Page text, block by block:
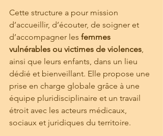
Cette structure a pour mission
d’accueillir, d’écouter, de soigner et
d’accompagner les femmes
vulnérables ou victimes de violences
ainsi que leurs enfants, dans un lieu
dédié et bienveillant. Elle propose une
prise en charge globale grâce à une
équipe pluridisciplinaire et un travail
étroit avec les acteurs médicaux,
sociaux et juridiques du territoire.